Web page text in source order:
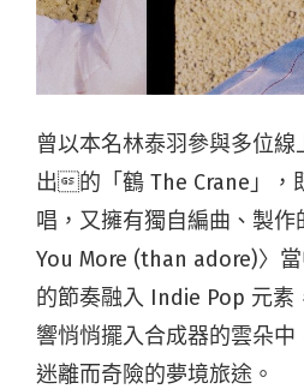
曾以本名林泰羽參與多位
出的「鶴 The Crane」，
唱，又擁有獨自編曲、製
You More (than adore)〉
的節奏融入 Indie Pop 元素
響悄悄擺入合成器的雲朵
迷離而奇險的夢境旅途。